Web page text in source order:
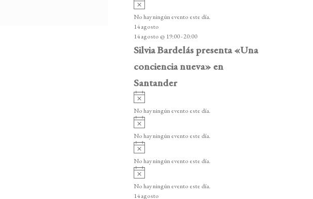
o
v
i
s
o
No hay ningún evento este día.
14 agosto
14 agosto @ 19:00-20:00
Silvia Bardelás presenta «Una
conciencia nueva» en
Santander
v
i
o
No hay ningún evento este día.
v
i
o
No hay ningún evento este día.
v
i
o
No hay ningún evento este día.
v
i
No hay ningún evento este día.
14 agosto